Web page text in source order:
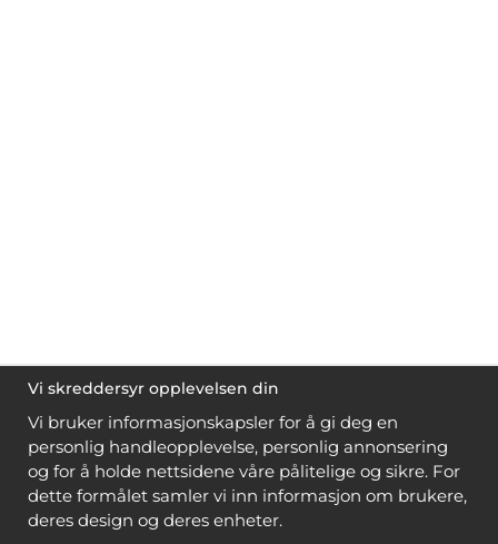
Vi skreddersyr opplevelsen din
Vi bruker informasjonskapsler for å gi deg en
personlig handleopplevelse, personlig annonsering
og for å holde nettsidene våre pålitelige og sikre. For
dette formålet samler vi inn informasjon om brukere,
deres design og deres enheter.